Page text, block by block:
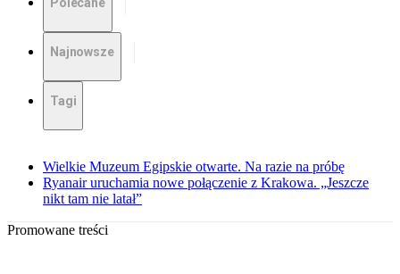
Najnowsze
Tagi
Wielkie Muzeum Egipskie otwarte. Na razie na próbę
Ryanair uruchamia nowe połączenie z Krakowa. „Jeszcze
nikt tam nie latał”
Promowane treści